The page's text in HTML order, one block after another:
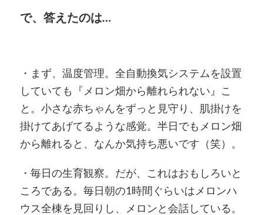
で、答えたのは…
・まず、温度管理。全自動換気システムを設置
していても『メロン畑から離れられない』こ
と。小さな赤ちゃんをずっと見守り、肌掛けを
掛けてあげてるような感覚。半日でもメロン畑
から離れると、なんか気持ち悪いです（笑）。
・毎日の生育観察。だが、これはおもしろいと
ころである。毎日朝の1時間ぐらいはメロンハ
ウス全棟を見回りし、メロンと会話している。